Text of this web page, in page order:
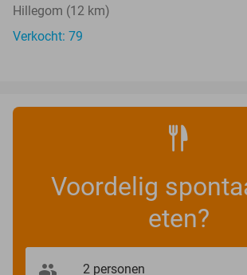
Hillegom (12 km)
Verkocht: 79
Voordelig
eten?